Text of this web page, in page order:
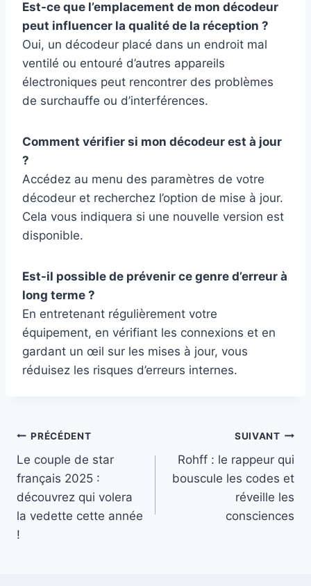
Est-ce que l’emplacement de mon décodeur
peut influencer la qualité de la réception ?
Oui, un décodeur placé dans un endroit mal
ventilé ou entouré d’autres appareils
électroniques peut rencontrer des problèmes
de surchauffe ou d’interférences.
Comment vérifier si mon décodeur est à jour
?
Accédez au menu des paramètres de votre
décodeur et recherchez l’option de mise à jour.
Cela vous indiquera si une nouvelle version est
disponible.
Est-il possible de prévenir ce genre d’erreur à
long terme ?
En entretenant régulièrement votre
équipement, en vérifiant les connexions et en
gardant un œil sur les mises à jour, vous
réduisez les risques d’erreurs internes.
Navigation
de
l’article
PRÉCÉDENT
Le couple de star
français 2025 :
découvrez qui volera
la vedette cette année
!
SUIVANT
Rohff : le rappeur qui
bouscule les codes et
réveille les
consciences